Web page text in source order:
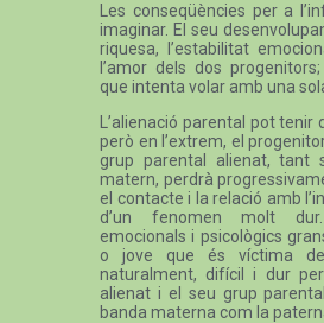
Les conseqüències per a
imaginar. El seu
riquesa, l’estabilitat
l’amor dels dos
que intenta volar amb una
L’alienació parental pot tenir
però en l’extrem, el
grup parental alienat, tant
matern, perdrà
el contacte i la relació amb
d’un fenomen molt
emocionals i psicològics
o jove que és víctima de
naturalment, difícil i dur
alienat i el seu grup
banda materna com la